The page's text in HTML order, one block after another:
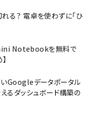
る？ 電卓を使わずに「ひ
Notebookを無料で
Googleデータポータル
るダッシュボード構築の